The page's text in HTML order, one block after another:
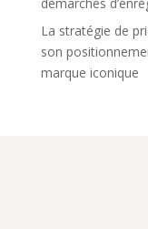
La stratégie de
son
marque iconique